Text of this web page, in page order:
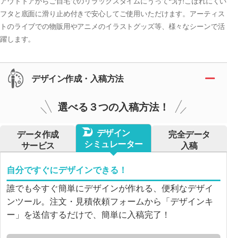
フタと底面に滑り止め付きで安心してご使用いただけます。アーティス
トのライブでの物販用やアニメのイラストグッズ等、様々なシーンで活
躍します。
デザイン作成・入稿方法
選べる３つの入稿方法！
データ作成
サービス
デザイン
シミュレーター
完全データ
入稿
自分ですぐにデザインできる！
誰でも今すぐ簡単にデザインが作れる、便利なデザイ
ンツール。注文・見積依頼フォームから「デザインキ
ー」を送信するだけで、簡単に入稿完了！